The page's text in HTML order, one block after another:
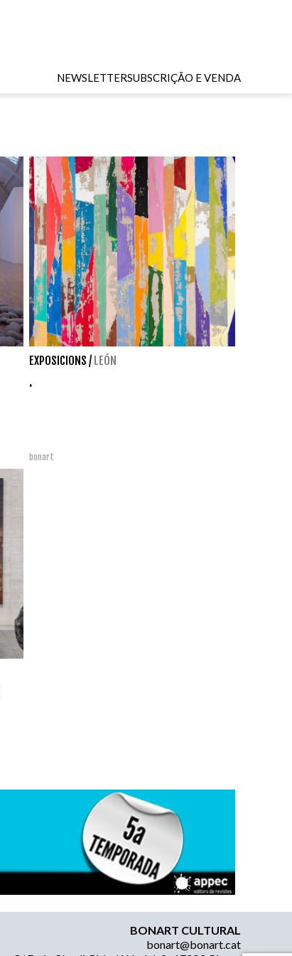
NEWSLETTERSUBSCRIÇÃO E VENDA
EXPOSICIONS / LEÓN
.
bonart
BONART CULTURAL
bonart@bonart.cat